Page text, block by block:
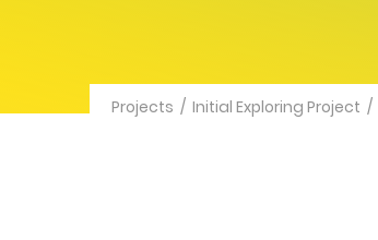
Projects / Initial Exploring Project /